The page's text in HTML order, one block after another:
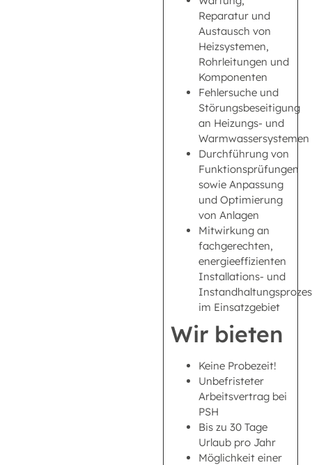
Reparatur und
Austausch von
Heizsystemen,
Rohrleitungen und
Komponenten
Fehlersuche und
Störungsbeseitigung
an Heizungs- und
Warmwassersystemen
Durchführung von
Funktionsprüfungen
sowie Anpassung
und Optimierung
von Anlagen
Mitwirkung an
fachgerechten,
energieeffizienten
Installations- und
im Einsatzgebiet
Wir bieten
Keine Probezeit!
Unbefristeter
Arbeitsvertrag bei
PSH
Bis zu 30 Tage
Urlaub pro Jahr
Möglichkeit einer